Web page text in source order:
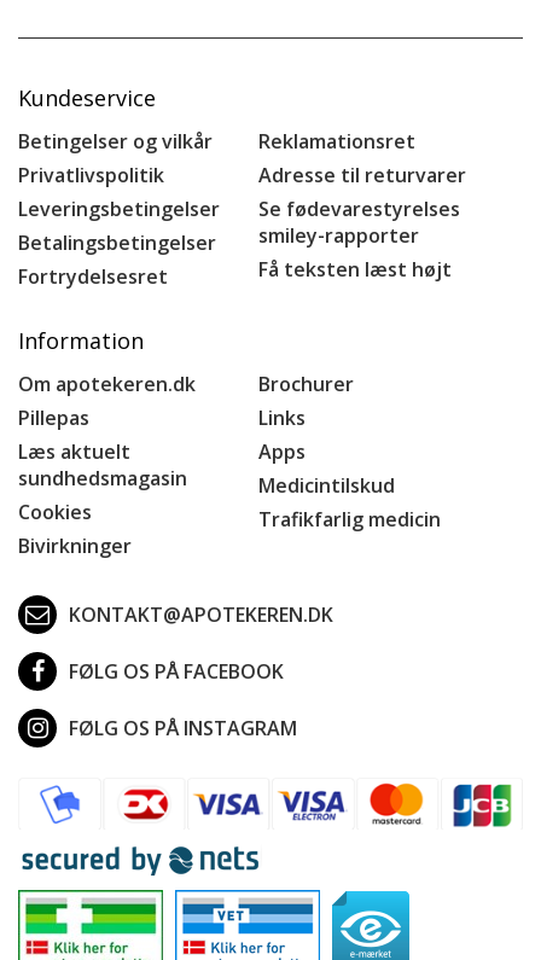
Kundeservice
Betingelser og vilkår
Privatlivspolitik
Leveringsbetingelser
Betalingsbetingelser
Fortrydelsesret
Reklamationsret
Adresse til returvarer
Se fødevarestyrelses
smiley-rapporter
Få teksten læst højt
Information
Om apotekeren.dk
Pillepas
Læs aktuelt
sundhedsmagasin
Cookies
Bivirkninger
Brochurer
Links
Apps
Medicintilskud
Trafikfarlig medicin
KONTAKT@APOTEKEREN.DK
FØLG OS PÅ FACEBOOK
FØLG OS PÅ INSTAGRAM